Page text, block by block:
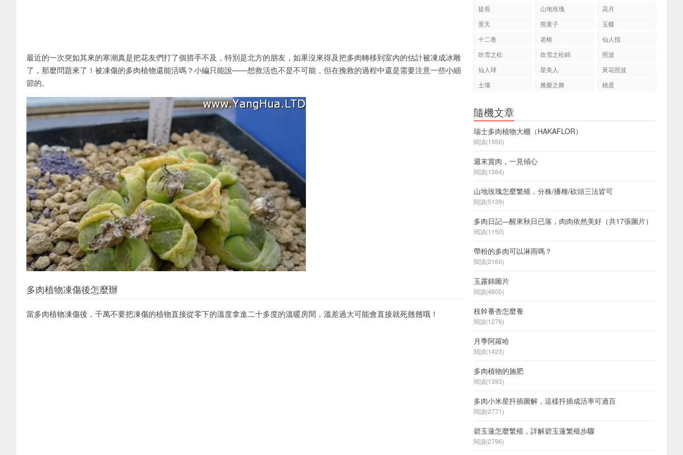
最近的一次突如其來的寒潮真是把花友們打了個措手不及，特別是北方的朋友，如果沒來得及把多肉轉移到室內的估計被凍成冰雕
了，那麼問題來了！被凍傷的多肉植物還能活嗎？小編只能說——想救活也不是不可能 ，但在挽救的過程中還是需要注意一些小細
節的。
多肉植物凍傷後怎麼辦
當多肉植物凍傷後，千萬不要把凍傷的植物直接從零下的溫度拿進二十多度的溫暖房間，溫差過大可能會直接就死翹翹哦！
徒長 山地玫瑰
花月
景天
熊童子
玉蝶
十二卷
老樁
仙人指
吹雪之松
吹雪之松錦
照波
仙人球
星美人
黃花照波
土壤
雅樂之舞 桃蛋
隨機文章
瑞士多肉植物大棚（HAKAFLOR）
閱讀(1550)
週末賞肉，一見傾心
閱讀(1364)
山地玫瑰怎麼繁殖，分株/播種/砍頭三法皆可
閱讀(5139)
多肉日記—醒來秋日已落，肉肉依然美好（共17張圖片）
閱讀(1150)
帶粉的多肉可以淋雨嗎？
閱讀(2160)
玉露錦圖片
閱讀(4600)
枝幹番杏怎麼養
閱讀(1276)
月季阿羅哈
閱讀(1423)
多肉植物的施肥
閱讀(1393)
多肉小米星扦插圖解，這樣扦插成活率可過百
閱讀(2771)
碧玉蓮怎麼繁殖，詳解碧玉蓮繁殖步驟
閱讀(2796)